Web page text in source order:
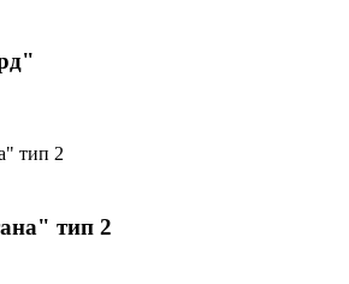
тип 2